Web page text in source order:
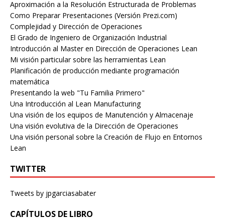
Aproximación a la Resolución Estructurada de Problemas
Como Preparar Presentaciones (Versión Prezi.com)
Complejidad y Dirección de Operaciones
El Grado de Ingeniero de Organización Industrial
Introducción al Master en Dirección de Operaciones Lean
Mi visión particular sobre las herramientas Lean
Planificación de producción mediante programación
matemática
Presentando la web "Tu Familia Primero"
Una Introducción al Lean Manufacturing
Una visión de los equipos de Manutención y Almacenaje
Una visión evolutiva de la Dirección de Operaciones
Una visión personal sobre la Creación de Flujo en Entornos
Lean
TWITTER
Tweets by jpgarciasabater
CAPÍTULOS DE LIBRO